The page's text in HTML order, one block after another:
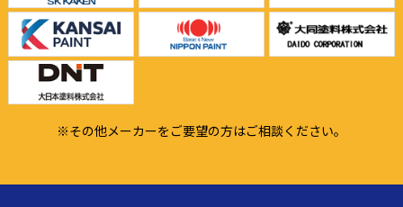
※その他メーカーをご要望の方はご相談ください。